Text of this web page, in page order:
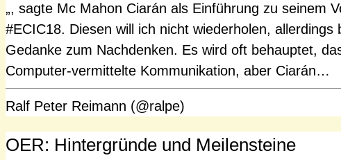
„, sagte Mc Mahon Ciarán als Einführung zu seinem
#ECIC18. Diesen will ich nicht wiederholen, allerdings
Gedanke zum Nachdenken. Es wird oft behauptet,
Computer-vermittelte Kommunikation, aber Ciarán…
Ralf Peter Reimann (@ralpe)
OER: Hintergründe und Meilensteine